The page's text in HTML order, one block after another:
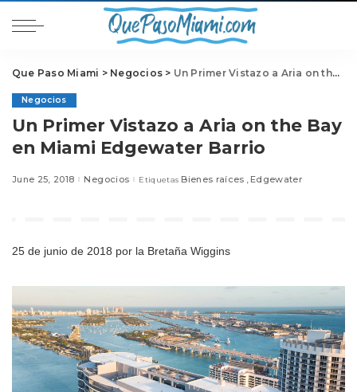
Que Paso Miami > Negocios > Un Primer Vistazo a Aria on the Bay en Miami Edgewater Barrio
Negocios
Un Primer Vistazo a Aria on the Bay
en Miami Edgewater Barrio
June 25, 2018 Negocios Etiquetas Bienes raíces Edgewater
25 de junio de 2018 por la Bretaña Wiggins